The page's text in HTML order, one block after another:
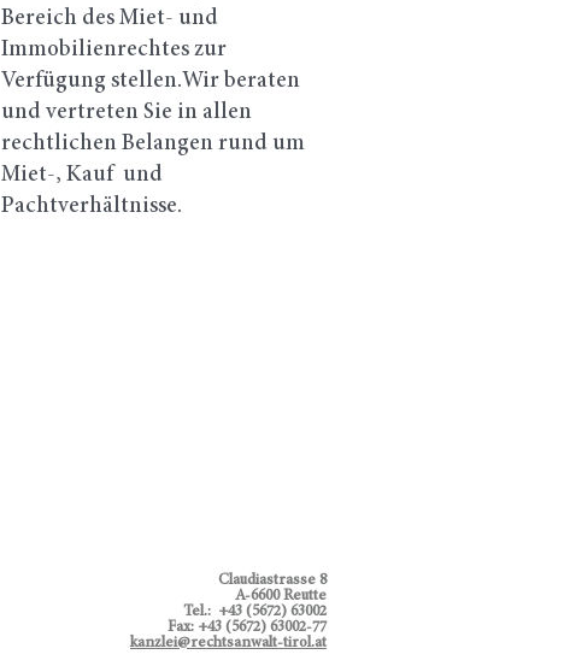
Bereich des Miet- und
Immobilienrechtes zur
Verfügung stellen.Wir beraten
und vertreten Sie in allen
rechtlichen Belangen rund um
Miet-, Kauf und
Pachtverhältnisse.
Claudiastrasse 8
A-6600 Reutte
Tel.: +43 (5672) 63002
Fax: +43 (5672) 63002-77
kanzlei@rechtsanwalt-tirol.at